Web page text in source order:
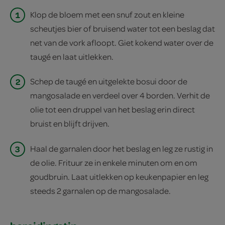
1
Klop de bloem met een snuf zout en kleine
scheutjes bier of bruisend water tot een beslag dat
net van de vork afloopt. Giet kokend water over de
taugé en laat uitlekken.
2
Schep de taugé en uitgelekte bosui door de
mangosalade en verdeel over 4 borden. Verhit de
olie tot een druppel van het beslag erin direct
bruist en blijft drijven.
3
Haal de garnalen door het beslag en leg ze rustig in
de olie. Frituur ze in enkele minuten om en om
goudbruin. Laat uitlekken op keukenpapier en leg
steeds 2 garnalen op de mangosalade.